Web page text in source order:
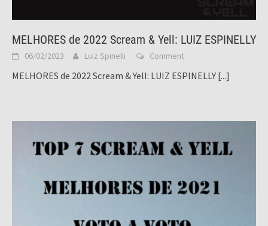
MELHORES de 2022 Scream & Yell: LUIZ ESPINELLY
06/02/2023 Luiz Spinelli Comment
MELHORES de 2022 Scream & Yell: LUIZ ESPINELLY [...]